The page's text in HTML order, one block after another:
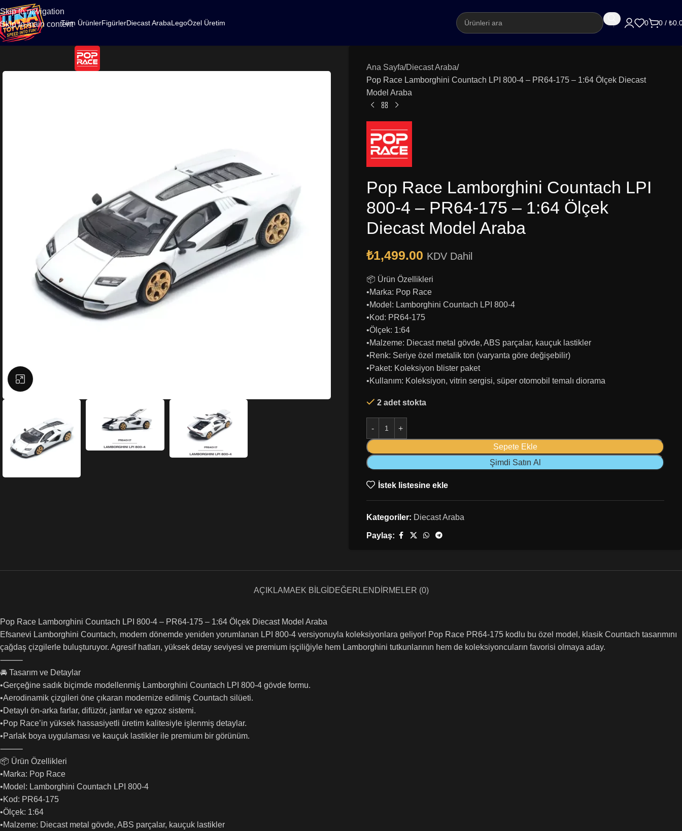
Skip to navigation
Skip to main contentTüm ÜrünlerFigürlerDiecast ArabaLegoÖzel Üretim 0 0 / ₺
Ana Sayfa Diecast Araba
Pop Race Lamborghini Countach LPI 800-4 – PR64-175 – 1:64 Ölçek Diecast
Model Araba
Pop Race Lamborghini Countach LPI
800-4 – PR64-175 – 1:64 Ölçek
Diecast Model Araba
₺1,499.00 KDV Dahil
📦 Ürün Özellikleri
•Marka: Pop Race
•Model: Lamborghini Countach LPI 800-4
•Kod: PR64-175
•Ölçek: 1:64
•Malzeme: Diecast metal gövde, ABS parçalar, kauçuk lastikler
•Renk: Seriye özel metalik ton (varyanta göre değişebilir)
•Paket: Koleksiyon blister paket
•Kullanım: Koleksiyon, vitrin sergisi, süper otomobil temalı diorama
2 adet stokta
Sepete Ekle
Şimdi Satın Al
İstek listesine ekle
Kategoriler: Diecast Araba
Paylaş:
AÇIKLAMAEK BILGI DEĞERLENDIRMELER (0)
Pop Race Lamborghini Countach LPI 800-4 – PR64-175 – 1:64 Ölçek Diecast Model Araba
Efsanevi Lamborghini Countach, modern dönemde yeniden yorumlanan LPI 800-4 versiyonuyla koleksiyonlara geliyor! Pop Race PR64-175 kodlu bu özel model, klasik Countach tasarımını
çağdaş çizgilerle buluşturuyor. Agresif hatları, yüksek detay seviyesi ve premium işçiliğiyle hem Lamborghini tutkunlarının hem de koleksiyoncuların favorisi olmaya aday.
⸻
🚘 Tasarım ve Detaylar
•Gerçeğine sadık biçimde modellenmiş Lamborghini Countach LPI 800-4 gövde formu.
•Aerodinamik çizgileri öne çıkaran modernize edilmiş Countach silüeti.
•Detaylı ön-arka farlar, difüzör, jantlar ve egzoz sistemi.
•Pop Race’in yüksek hassasiyetli üretim kalitesiyle işlenmiş detaylar.
•Parlak boya uygulaması ve kauçuk lastikler ile premium bir görünüm.
⸻
📦 Ürün Özellikleri
•Marka: Pop Race
•Model: Lamborghini Countach LPI 800-4
•Kod: PR64-175
•Ölçek: 1:64
•Malzeme: Diecast metal gövde, ABS parçalar, kauçuk lastikler